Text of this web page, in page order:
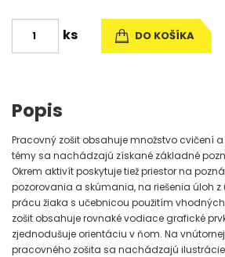
ks DO KOŠÍKA
Popis
Pracovný zošit obsahuje množstvo cvičení
témy sa nachádzajú získané základné
Okrem aktivít poskytuje tiež priestor na
pozorovania a skúmania, na riešenia úloh z
prácu žiaka s učebnicou použitím
zošit obsahuje rovnaké vodiace grafické
zjednodušuje orientáciu v ňom. Na
pracovného zošita sa nachádzajú